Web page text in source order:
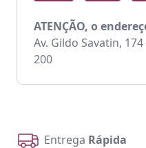
ATENÇÃO, o
Av. Gildo Savatin, 174
200
Entrega Rápida